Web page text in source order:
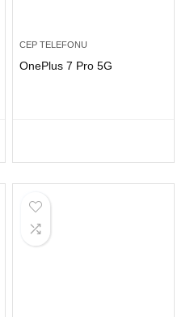
CEP TELEFONU
OnePlus 7 Pro 5G